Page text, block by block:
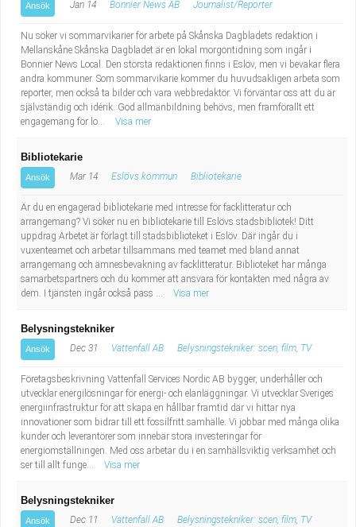
Ansök Jan 14 Bonnier News AB Journalist/Reporter
Nu söker vi sommarvikarier för arbete på Skånska Dagbladets redaktion i
Mellanskåne Skånska Dagbladet är en lokal morgontidning som ingår i
Bonnier News Local. Den största redaktionen finns i Eslöv, men vi bevakar flera
andra kommuner. Som sommarvikarie kommer du huvudsakligen arbeta som
reporter, men också ta bilder och vara webbredaktör. Vi förväntar oss att du är
självständig och idérik. God allmänbildning behövs, men framförallt ett
engagemang för lo...
Visa mer
Bibliotekarie
Ansök Mar 14 Eslövs kommun Bibliotekarie
Är du en engagerad bibliotekarie med intresse för facklitteratur och
arrangemang? Vi söker nu en bibliotekarie till Eslövs stadsbibliotek! Ditt
uppdrag Arbetet är förlagt till stadsbiblioteket i Eslöv. Där ingår du i
vuxenteamet och arbetar tillsammans med teamet med bland annat
arrangemang och ämnesbevakning av facklitteratur. Biblioteket har många
samarbetspartners och du kommer att ansvara för kontakten med några av
dem. I tjänsten ingår också pass ...
Visa mer
Belysningstekniker
Ansök Dec 31 Vattenfall AB Belysningstekniker: scen, film, TV
Företagsbeskrivning Vattenfall Services Nordic AB bygger, underhåller och
utvecklar energilösningar för energi- och elanläggningar. Vi utvecklar Sveriges
energiinfrastruktur för att skapa en hållbar framtid där vi hittar nya
innovationer som bidrar till ett fossilfritt samhälle. Vi jobbar med många olika
kunder och leverantörer som innebär stora investeringar för
energiomställningen. Med oss arbetar du i en samhällsviktig verksamhet och
ser till allt funge...
Visa mer
Belysningstekniker
Ansök Dec 11 Vattenfall AB Belysningstekniker: scen, film, TV